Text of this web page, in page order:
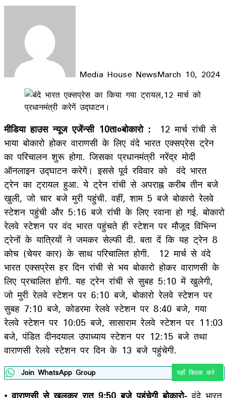
Media House NewsMarch 10, 2024
Facebook
LinkedIn
WhatsApp
Telegram
मीडिया हाउस न्यूज एजेंन्सी 10ता०बोकारो : 12 मार्च रांची से
भाया बोकारो होकर वाराणसी के लिए वंदे भारत एक्सप्रेस ट्रेन
का परिचालन शुरू होगा. जिसका प्रधानमंत्री नरेंद्र मोदी
ऑनलाइन उद्घाटन करेगें। इससे पूर्व रविवार को वंदे भारत
ट्रेन का ट्रायल हुआ. ये ट्रेन रांची से अपराह्न करीब तीन बजे
खुली, जो चार बजे मुरी पहुंची. वहीं, शाम 5 बजे बोकारो रेलवे
स्टेशन पहुंची और 5:16 बजे रांची के लिए रवाना हो गई. बोकारो
रेलवे स्टेशन पर वंद भारत पहुंचते ही स्टेशन पर मौजूद विभिन्न
ट्रेनों के यात्रियों ने जमकर सेल्फी दी. बता दें कि यह ट्रेन 8
कोच (चेयर कार) के साथ परिचालित होगी. 12 मार्च से वंदे
भारत एक्सप्रेस हर दिन रांची से भय बोकारो होकर वाराणसी के
लिए प्रचालित होगी. यह ट्रेन रांची से सुबह 5:10 में खुलेगी,
जो मुरी रेलवे स्टेशन पर 6:10 बजे, बोकारो रेलवे स्टेशन पर
सुबह 7:10 बजे, कोडरमा रेलवे स्टेशन पर 8:40 बजे, गया
रेलवे स्टेशन पर 10:05 बजे, सासाराम रेलवे स्टेशन पर 11:03
बजे, पंडित दीनदयाल उपाध्याय स्टेशन पर 12:15 बजे तथा
वाराणसी रेलवे स्टेशन पर दिन के 13 बजे पहुंचेगी.
Join WhatsApp Group यहाँ क्लिक करे